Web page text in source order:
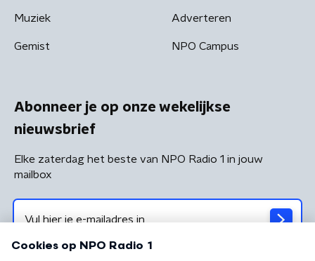
Muziek
Gemist
Adverteren
NPO Campus
Abonneer je op onze wekelijkse
nieuwsbrief
Elke zaterdag het beste van NPO Radio 1 in jouw
mailbox